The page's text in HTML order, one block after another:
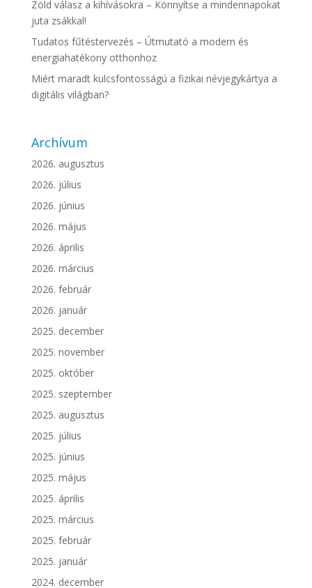
Zöld válasz a kihívásokra – Könnyítse a mindennapokat
juta zsákkal!
Tudatos fűtéstervezés – Útmutató a modern és
energiahatékony otthonhoz
Miért maradt kulcsfontosságú a fizikai névjegykártya a
digitális világban?
Archívum
2026. augusztus
2026. július
2026. június
2026. május
2026. április
2026. március
2026. február
2026. január
2025. december
2025. november
2025. október
2025. szeptember
2025. augusztus
2025. július
2025. június
2025. május
2025. április
2025. március
2025. február
2025. január
2024. december